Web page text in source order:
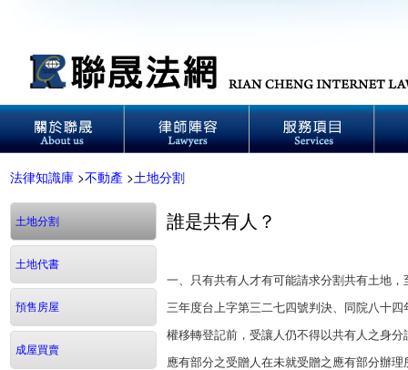
法律知識庫 >不動產 >土地分割
土地分割
土地代書
預售房屋
成屋買賣
誰是共有人？
一、只有共有人才有可能請求分割共有土地
三年度台上字第三二七四號判決、同院八十
權移轉登記前，受讓人仍不得以共有人之身分
應有部分之受贈人在未就受贈之應有部分辦